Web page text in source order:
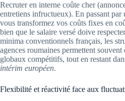
Recruter en interne coûte cher
entretiens infructueux). En passant par
vous transformez vos coûts fixes en
bien que le salaire versé doive
minima conventionnels français, les
agences roumaines permettent
globaux compétitifs, tout en restant
intérim européen.
Flexibilité et réactivité face aux